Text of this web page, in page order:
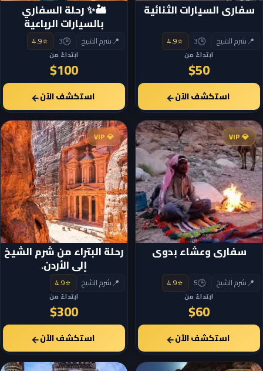
سفارى السيارات الثنائية
📍شرم الشيخ 🕒
3
⭐
4.9
ابتداءً من
$50
استكشف الآن←
🏜️✨ رحلة السفاري
بالسيارات الرباعية
📍شرم الشيخ 🕒
3
⭐
4.9
ابتداءً من
$100
استكشف الآن←
💎 VIP
سفارى وعشاء بدوى
📍شرم الشيخ 🕒
5
⭐
4.9
ابتداءً من
$60
استكشف الآن←
💎 VIP
رحلة البتراء من شرم الشيخ
إلى الأردن.
📍شرم الشيخ ⭐
4.9
ابتداءً من
$300
استكشف الآن←